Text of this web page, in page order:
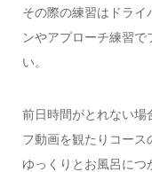
その際の練習はドライ
ンやアプローチ練習で
い。
前日時間がとれない場
フ動画を観たりコース
ゆっくりとお風呂に